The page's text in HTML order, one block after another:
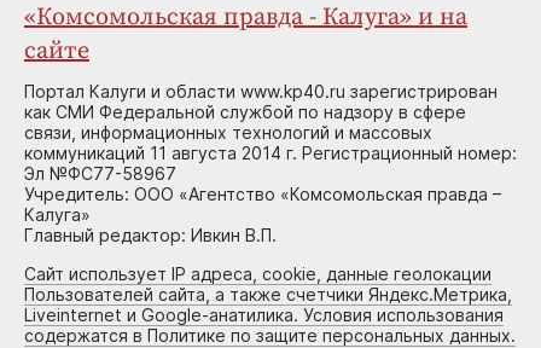
«Комсомольская правда - Калуга» и на
сайте
Портал Калуги и области www.kp40.ru зарегистрирован
как СМИ Федеральной службой по надзору в сфере
связи, информационных технологий и массовых
коммуникаций 11 августа 2014 г. Регистрационный номер:
Эл №ФС77-58967
Учредитель: ООО «Агентство «Комсомольская правда –
Калуга»
Главный редактор: Ивкин В.П.
Сайт использует IP адреса, cookie, данные геолокации
Пользователей сайта, а также счетчики Яндекс.Метрика,
Liveinternet и Google-анатилика. Условия использования
содержатся в Политике по защите персональных данных.